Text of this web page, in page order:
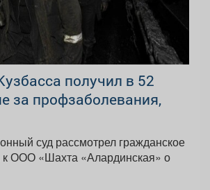
получил в 52
за профзаболевания,
суд рассмотрел гражданское
к ООО «Шахта «Алардинская» о